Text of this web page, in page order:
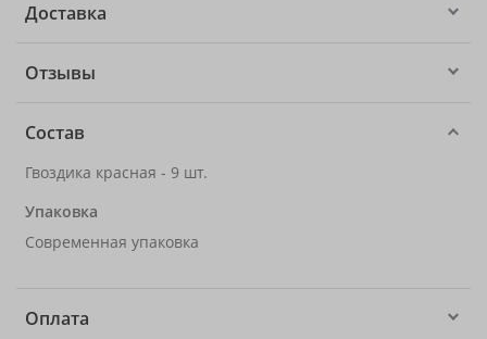
Доставка
Отзывы
Состав
Гвоздика красная - 9 шт.
Упаковка
Современная упаковка
Оплата